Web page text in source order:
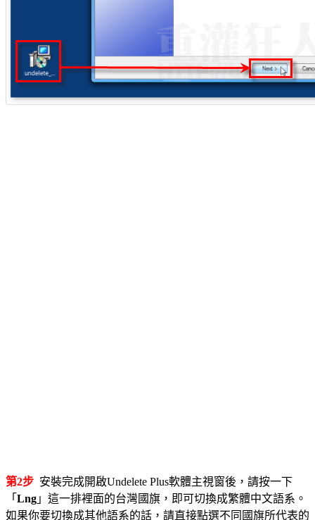
第2步 安裝完成開啟Undelete Plus軟體主視窗後，請按一下
「 Lng 」這一排裡面的台灣國旗，即可切換成繁體中文語系。
如果你要切換成其他語系的話，請直接點選不同國旗所代表的